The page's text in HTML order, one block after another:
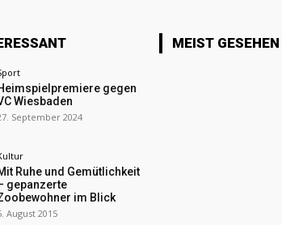
gegen
Wiesbaden
September 2024
Ruhe und Gemütlichkeit
gepanzerte
im Blick
August 2015
MEIST GESEHEN